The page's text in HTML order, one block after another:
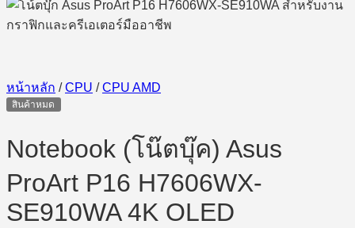
หน้าหลัก / CPU / CPU AMD
สินค้าหมด
Notebook (โน๊ตบุ๊ค) Asus
ProArt P16 H7606WX-
SE910WA 4K OLED